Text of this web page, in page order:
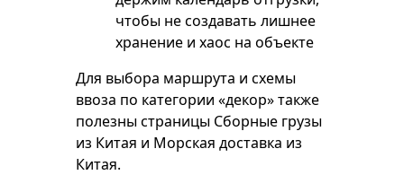
чтобы не создавать лишнее
хранение и хаос на объекте
Для выбора маршрута и схемы
ввоза по категории «декор» также
полезны страницы Сборные грузы
из Китая и Морская доставка из
Китая.